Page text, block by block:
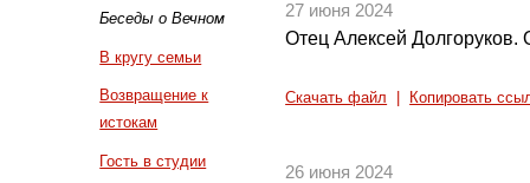
Беседы о Вечном
В кругу семьи
Возвращение к
истокам
Гость в студии
27 июня 2024
Отец Алексей Долгоруков.
Скачать файл Копировать
26 июня 2024